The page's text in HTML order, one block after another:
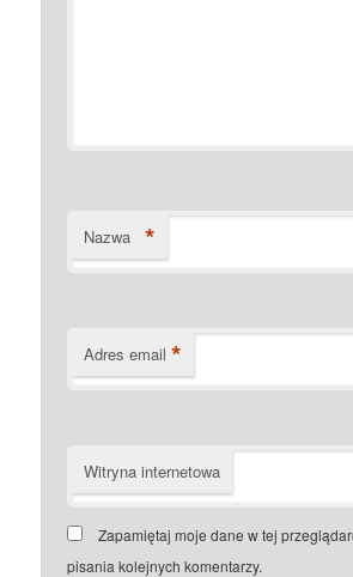
Nazwa *
Adres email *
Witryna internetowa
Zapamiętaj moje dane w tej
pisania kolejnych komentarzy.